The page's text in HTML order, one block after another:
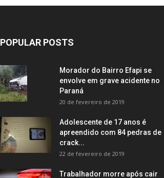
POPULAR POSTS
Morador do Bairro Efapi se
envolve em grave acidente no
Paraná
20 de fevereiro de 2019
Adolescente de 17 anos é
apreendido com 84 pedras de
crack...
22 de fevereiro de 2019
Trabalhador morre após cair